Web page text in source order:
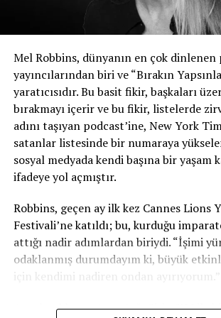
avantajlarını dahil ettiğim için mutlu,
kavramsallaştırdığı tüm fayda
etmediğim için üzgün; sanki varlığı o
gelen hayali bir arkadaş gibi ki, fantezi
arasındaki çizgi belirsizleşiyor.
Sesli Podcast’in Avantajları
Nasıl veya neden bilmiyorum ama sesli
yayıncıları video eklemeye zorlanıyor
yapmayan medya, bunu yapmazlarsa
PodnewsveyaSounds Profitablegibi
araştırılmış podcast yayınlarını
podcast’e daha ayrıntılı ve veri odaklı
sektördeki baskın yaklaşım olarak
Mel Robbins, dünyanın en çok dinlenen
yayıncılarından biri ve “Bırakın
yaratıcısıdır. Bu basit fikir, başkaları
bırakmayı içerir ve bu fikir, listelerde
adını taşıyan podcast’ine, New York
satanlar listesinde bir numaraya
sosyal medyada kendi başına bir yaşam
ifadeye yol açmıştır.
Robbins, geçen ay ilk kez Cannes Lions
Festivali’ne katıldı; bu, kurduğu
attığı nadir adımlardan biriydi. “İşimi
odaklanmış durumdayım ki, büyük
için kendimi nadiren ondan ayırıyorum.”
Ancak reklam satış ortağı SiriusXM ile